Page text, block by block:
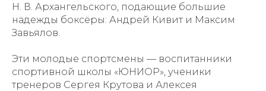
Н. В. Архангельского, подающие большие
надежды боксёры: Андрей Кивит и Максим
Завьялов.
Эти молодые спортсмены — воспитанники
спортивной школы «ЮНИОР», ученики
тренеров Сергея Крутова и Алексея